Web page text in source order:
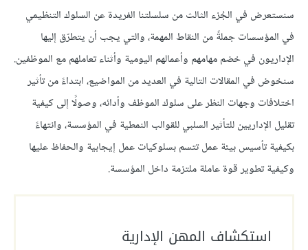
سنستعرض في الجُزء الثالث من سلسلتنا الفريدة عن السلوك التنظيمي
في المؤسسات جملةً من النقاط المهمة، والتي يجب أن يتطرّق إليها
الإداريون في خضم مهامهم وأعمالهم اليومية وأثناء تعاملهم مع الموظفين.
سنخوض في المقالات التالية في العديد من المواضيع، ابتداءً من تأثير
اختلافات وجهات النظر على سلوك الموظف وأدائه، وصولًا إلى كيفية
تقليل الإداريين للتأثير السلبي للقوالب النمطية في المؤسسة، وانتهاءً
بكيفية تأسيس بيئة عمل تتسم بسلوكيات عمل إيجابية والحفاظ عليها
وكيفية تطوير قوة عاملة ملتزمة داخل المؤسسة.
استكشاف المهن الإدارية